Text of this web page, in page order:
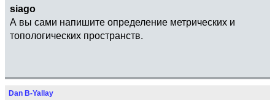
siago
А вы сами напишите определение метрических и
топологических пространств.
Dan B-Yallay